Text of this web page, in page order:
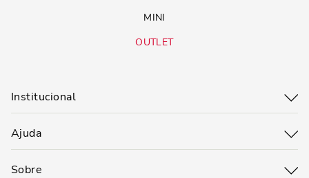
MINI
OUTLET
Institucional
Ajuda
Sobre